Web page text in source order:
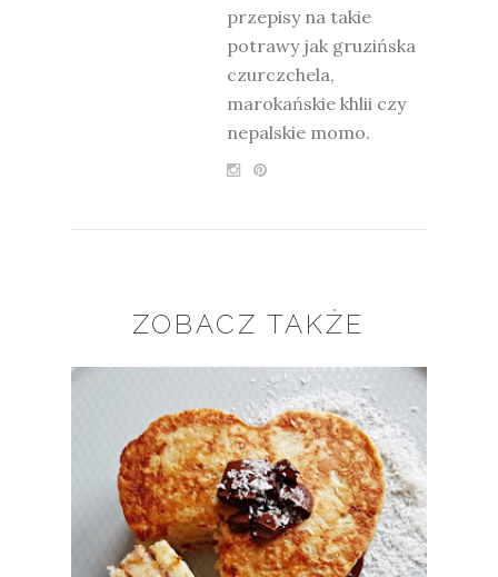
przepisy na takie
potrawy jak gruzińska
czurczchela,
marokańskie khlii czy
nepalskie momo.
ZOBACZ TAKŻE